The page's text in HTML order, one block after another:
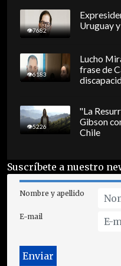
7682
Uruguay
6183
Lucho
frase de
5226
"La
Gibson
Chile
Suscríbete a nuestro
Nombre y apellido
E-mail